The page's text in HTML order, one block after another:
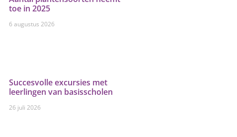
toe in 2025
6 augustus 2026
Succesvolle excursies met
leerlingen van basisscholen
26 juli 2026